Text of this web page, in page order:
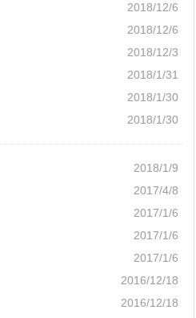
2018/12/6
2018/12/6
2018/12/3
2018/1/31
2018/1/30
2018/1/30
2018/1/9
2017/4/8
2017/1/6
2017/1/6
2017/1/6
2016/12/18
2016/12/18